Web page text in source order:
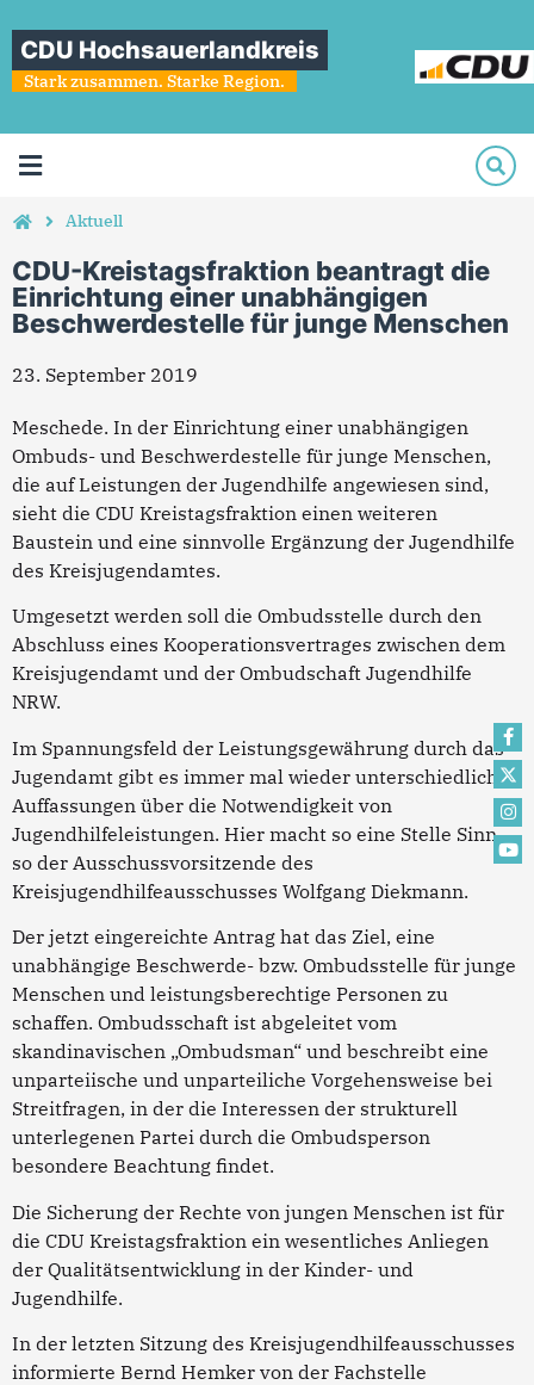
CDU Hochsauerlandkreis
Stark zusammen. Starke Region.
Aktuell
CDU-Kreistagsfraktion beantragt die
Einrichtung einer unabhängigen
Beschwerdestelle für junge Menschen
23. September 2019
Meschede. In der Einrichtung einer unabhängigen
Ombuds- und Beschwerdestelle für junge Menschen,
die auf Leistungen der Jugendhilfe angewiesen sind,
sieht die CDU Kreistagsfraktion einen weiteren
Baustein und eine sinnvolle Ergänzung der Jugendhilfe
des Kreisjugendamtes.
Umgesetzt werden soll die Ombudsstelle durch den
Abschluss eines Kooperationsvertrages zwischen dem
Kreisjugendamt und der Ombudschaft Jugendhilfe
NRW.
Im Spannungsfeld der Leistungsgewährung durch das
Jugendamt gibt es immer mal wieder unterschiedliche
Auffassungen über die Notwendigkeit von
Jugendhilfeleistungen. Hier macht so eine Stelle Sinn,
so der Ausschussvorsitzende des
Kreisjugendhilfeausschusses Wolfgang Diekmann.
Der jetzt eingereichte Antrag hat das Ziel, eine
unabhängige Beschwerde- bzw. Ombudsstelle für junge
Menschen und leistungsberechtige Personen zu
schaffen. Ombudsschaft ist abgeleitet vom
skandinavischen „Ombudsman“ und beschreibt eine
unparteiische und unparteiliche Vorgehensweise bei
Streitfragen, in der die Interessen der strukturell
unterlegenen Partei durch die Ombudsperson
besondere Beachtung findet.
Die Sicherung der Rechte von jungen Menschen ist für
die CDU Kreistagsfraktion ein wesentliches Anliegen
der Qualitätsentwicklung in der Kinder- und
Jugendhilfe.
In der letzten Sitzung des Kreisjugendhilfeausschusses
informierte Bernd Hemker von der Fachstelle